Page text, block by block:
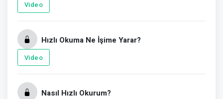
Video
Hızlı Okuma Ne İşime Yarar?
Video
Nasıl Hızlı Okurum?